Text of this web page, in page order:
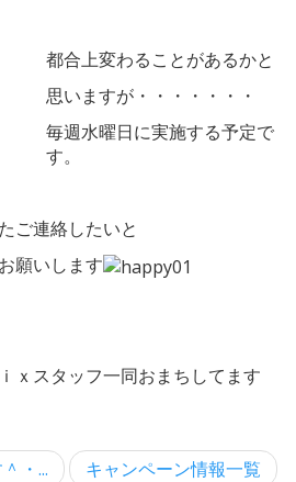
都合上変わることがあるかと
思いますが・・・・・・・
毎週水曜日に実施する予定で
す。
ご連絡したいと
願いします
ッフ一同おまちしてます
・...
キャンペーン情報一覧